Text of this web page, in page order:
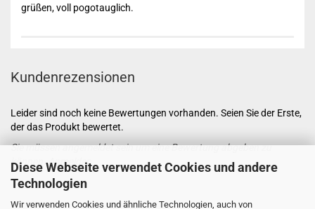
Diese Webseite verwendet Cookies und andere
Technologien
Wir verwenden Cookies und ähnliche Technologien, auch von
grüßen, voll pogotauglich.
Kundenrezensionen
Leider sind noch keine Bewertungen vorhanden. Seien Sie der Erste,
der das Produkt bewertet.
Sie müssen angemeldet sein um eine Bewertung abgeben zu
können.Anmelden